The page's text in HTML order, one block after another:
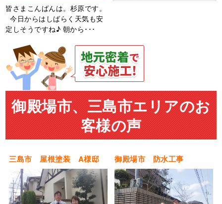
皆さまこんばんは。杉原です。
今日からはしばらく天気も安
定しそうですね♪ 朝から･･･
御殿場市、三島市エリアのお
客様の声
三島市 屋根塗装 A様邸 御殿場市 防水工事